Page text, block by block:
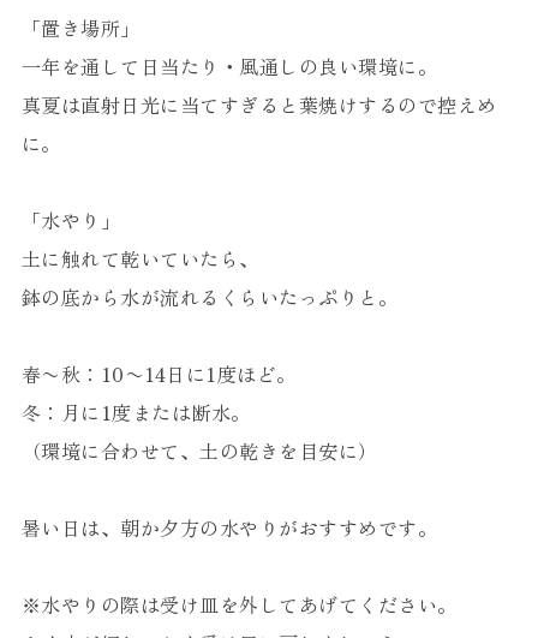
「置き場所」
一年を通して日当たり・風通しの良い環境に。
真夏は直射日光に当てすぎると葉焼けするので控えめ
に。
「水やり」
土に触れて乾いていたら、
鉢の底から水が流れるくらいたっぷりと。
春〜秋：10〜14日に1度ほど。
冬：月に1度または断水。
（環境に合わせて、土の乾きを目安に）
暑い日は、朝か夕方の水やりがおすすめです。
※水やりの際は受け皿を外してあげてください。